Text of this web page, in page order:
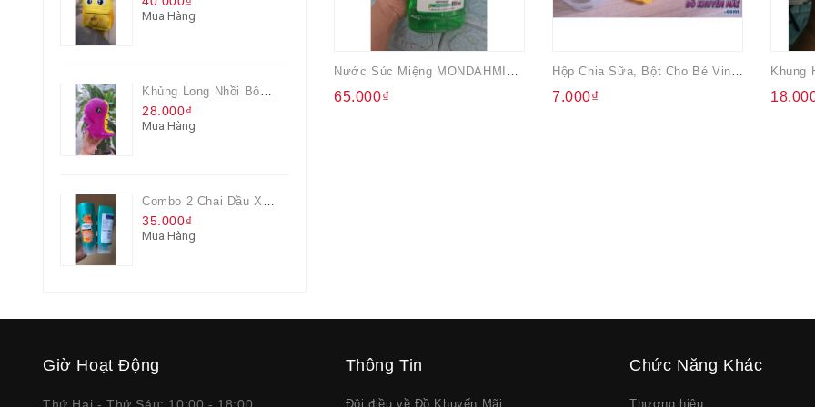
Mua Hàng
Khủng Long Nhồi Bông Cho Bé Chơi Màu Tím
28.000₫
Mua Hàng
Combo 2 Chai Dầu Xả Rejoice 3IN1 Siêu Mềm Mượt Chai 60ML
35.000₫
Mua Hàng
65.000₫ 7.000₫
Giờ Hoạt Động Thông Tin
Đôi điều về Đồ Khuyến Mãi
Chức Năng Khác
Thương hiệu